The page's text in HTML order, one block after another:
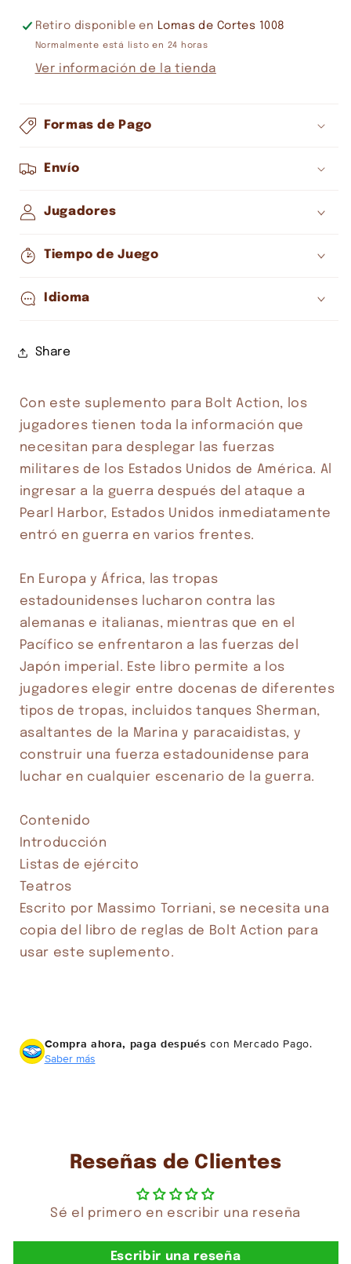
STATES
STATES
Retiro disponible en Lomas de Cortes 1008
Normalmente está listo en 24 horas
Ver información de la tienda
Formas de Pago
Envío
Jugadores
Tiempo de Juego
Idioma
Share
Con este suplemento para Bolt Action, los
jugadores tienen toda la información que
necesitan para desplegar las fuerzas
militares de los Estados Unidos de América. Al
ingresar a la guerra después del ataque a
Pearl Harbor, Estados Unidos inmediatamente
entró en guerra en varios frentes.
En Europa y África, las tropas
estadounidenses lucharon contra las
alemanas e italianas, mientras que en el
Pacífico se enfrentaron a las fuerzas del
Japón imperial. Este libro permite a los
jugadores elegir entre docenas de diferentes
tipos de tropas, incluidos tanques Sherman,
asaltantes de la Marina y paracaidistas, y
construir una fuerza estadounidense para
luchar en cualquier escenario de la guerra.
Contenido
Introducción
Listas de ejército
Teatros
Escrito por Massimo Torriani, se necesita una
copia del libro de reglas de Bolt Action para
usar este suplemento.
Compra ahora, paga después con Mercado Pago.
Saber más
Reseñas de Clientes
Sé el primero en escribir una reseña
Escribir una reseña
Compra ahora y paga a meses
sin tarjeta de crédito
pagar con Meses sin Tarjeta.
En tu cuenta de Mercado Pago,
la cantidad de mesesy confirma.
3 Paga mes a mes
con saldo disponible,
débito u otros medios.
Crédito sujeto a aprobación.
¿Tienes dudas? Consulta nuestraAyuda.